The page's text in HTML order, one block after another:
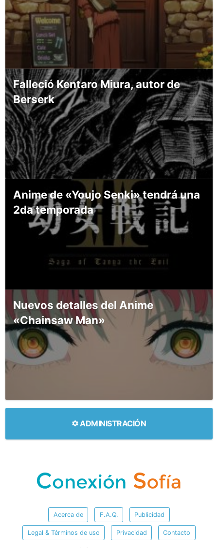
Falleció Kentaro Miura, autor de
Berserk
Anime de «Youjo Senki» tendrá una
2da temporada
Nuevos detalles del Anime
«Chainsaw Man»
ADMINISTRACIÓN
Acerca de F.A.Q. Publicidad
Legal & Términos de uso Privacidad Contacto